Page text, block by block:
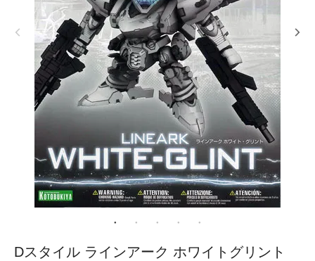
Dスタイル ラインアーク ホワイトグリント